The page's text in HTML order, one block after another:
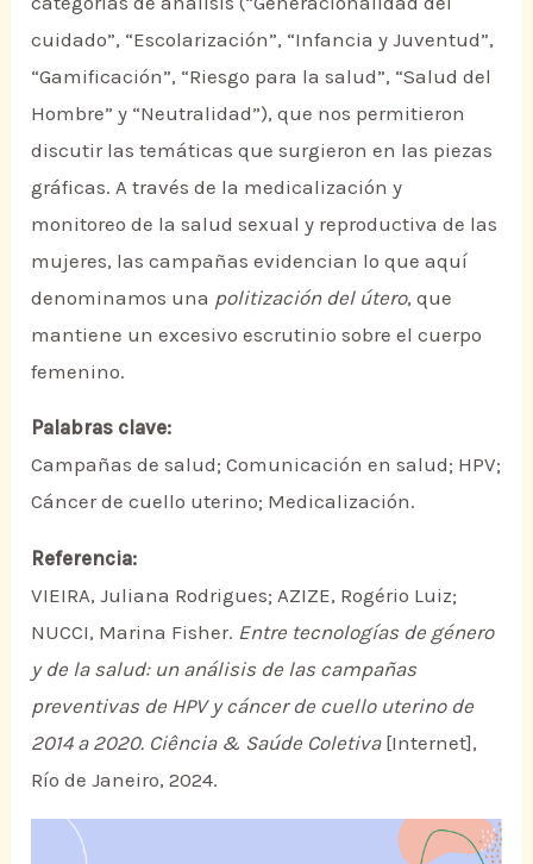
cuidado”, “Escolarización”, “Infancia y Juventud”,
“Gamificación”, “Riesgo para la salud”, “Salud del
Hombre” y “Neutralidad”), que nos permitieron
discutir las temáticas que surgieron en las piezas
gráficas. A través de la medicalización y
monitoreo de la salud sexual y reproductiva de las
mujeres, las campañas evidencian lo que aquí
denominamos una politización del útero, que
mantiene un excesivo escrutinio sobre el cuerpo
femenino.
Palabras clave:
Campañas de salud; Comunicación en salud; HPV;
Cáncer de cuello uterino; Medicalización.
Referencia:
VIEIRA, Juliana Rodrigues; AZIZE, Rogério Luiz;
NUCCI, Marina Fisher. Entre tecnologías de género
y de la salud: un análisis de las campañas
preventivas de HPV y cáncer de cuello uterino de
2014 a 2020. Ciência & Saúde Coletiva[Internet],
Río de Janeiro, 2024.